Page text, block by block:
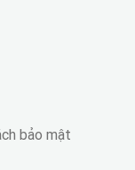
bảo mật